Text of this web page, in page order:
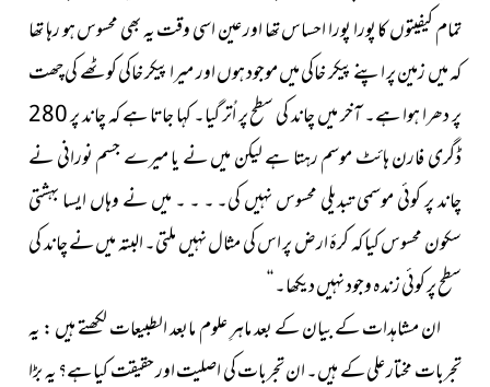
تمام کیفیتوں کا پورا پورا احساس تھا اور عین اسی وقت یہ بھی محسوس ہو رہا تھا
کہ میں زمین پر اپنے پیکر خاکی میں موجود ہوں اور میرا پیکر خاکی کوٹھے کی چھت
پر دھرا ہوا ہے۔ آخر میں چاند کی سطح پر اُتر گیا۔ کہا جاتا ہے کہ چاند پر 280
ڈگری فارن ہائٹ موسم رہتا ہے لیکن میں نے یا میرے جسم نورانی نے
چاند پر کوئی موسمی تبدیلی محسوس نہیں کی۔ ۔ ۔ ۔ میں نے وہاں ایسا بہشتی
سکون محسوس کیا کہ کرۂ ارض پر اس کی مثال نہیں ملتی۔ البتہ میں نے چاند کی
سطح پر کوئی زندہ وجود نہیں دیکھا۔ ‘‘
ان مشاہدات کے بیان کے بعد ماہرِ علوم مابعد الطبیعات لکھتے ہیں : یہ
تجربات مختار علی کے ہیں۔ ان تجربات کی اصلیت اور حقیقت کیا ہے؟ یہ بڑا